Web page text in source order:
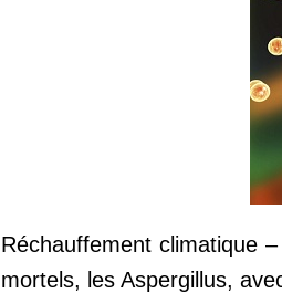
Réchauffement climatique
mortels, les Aspergillus,